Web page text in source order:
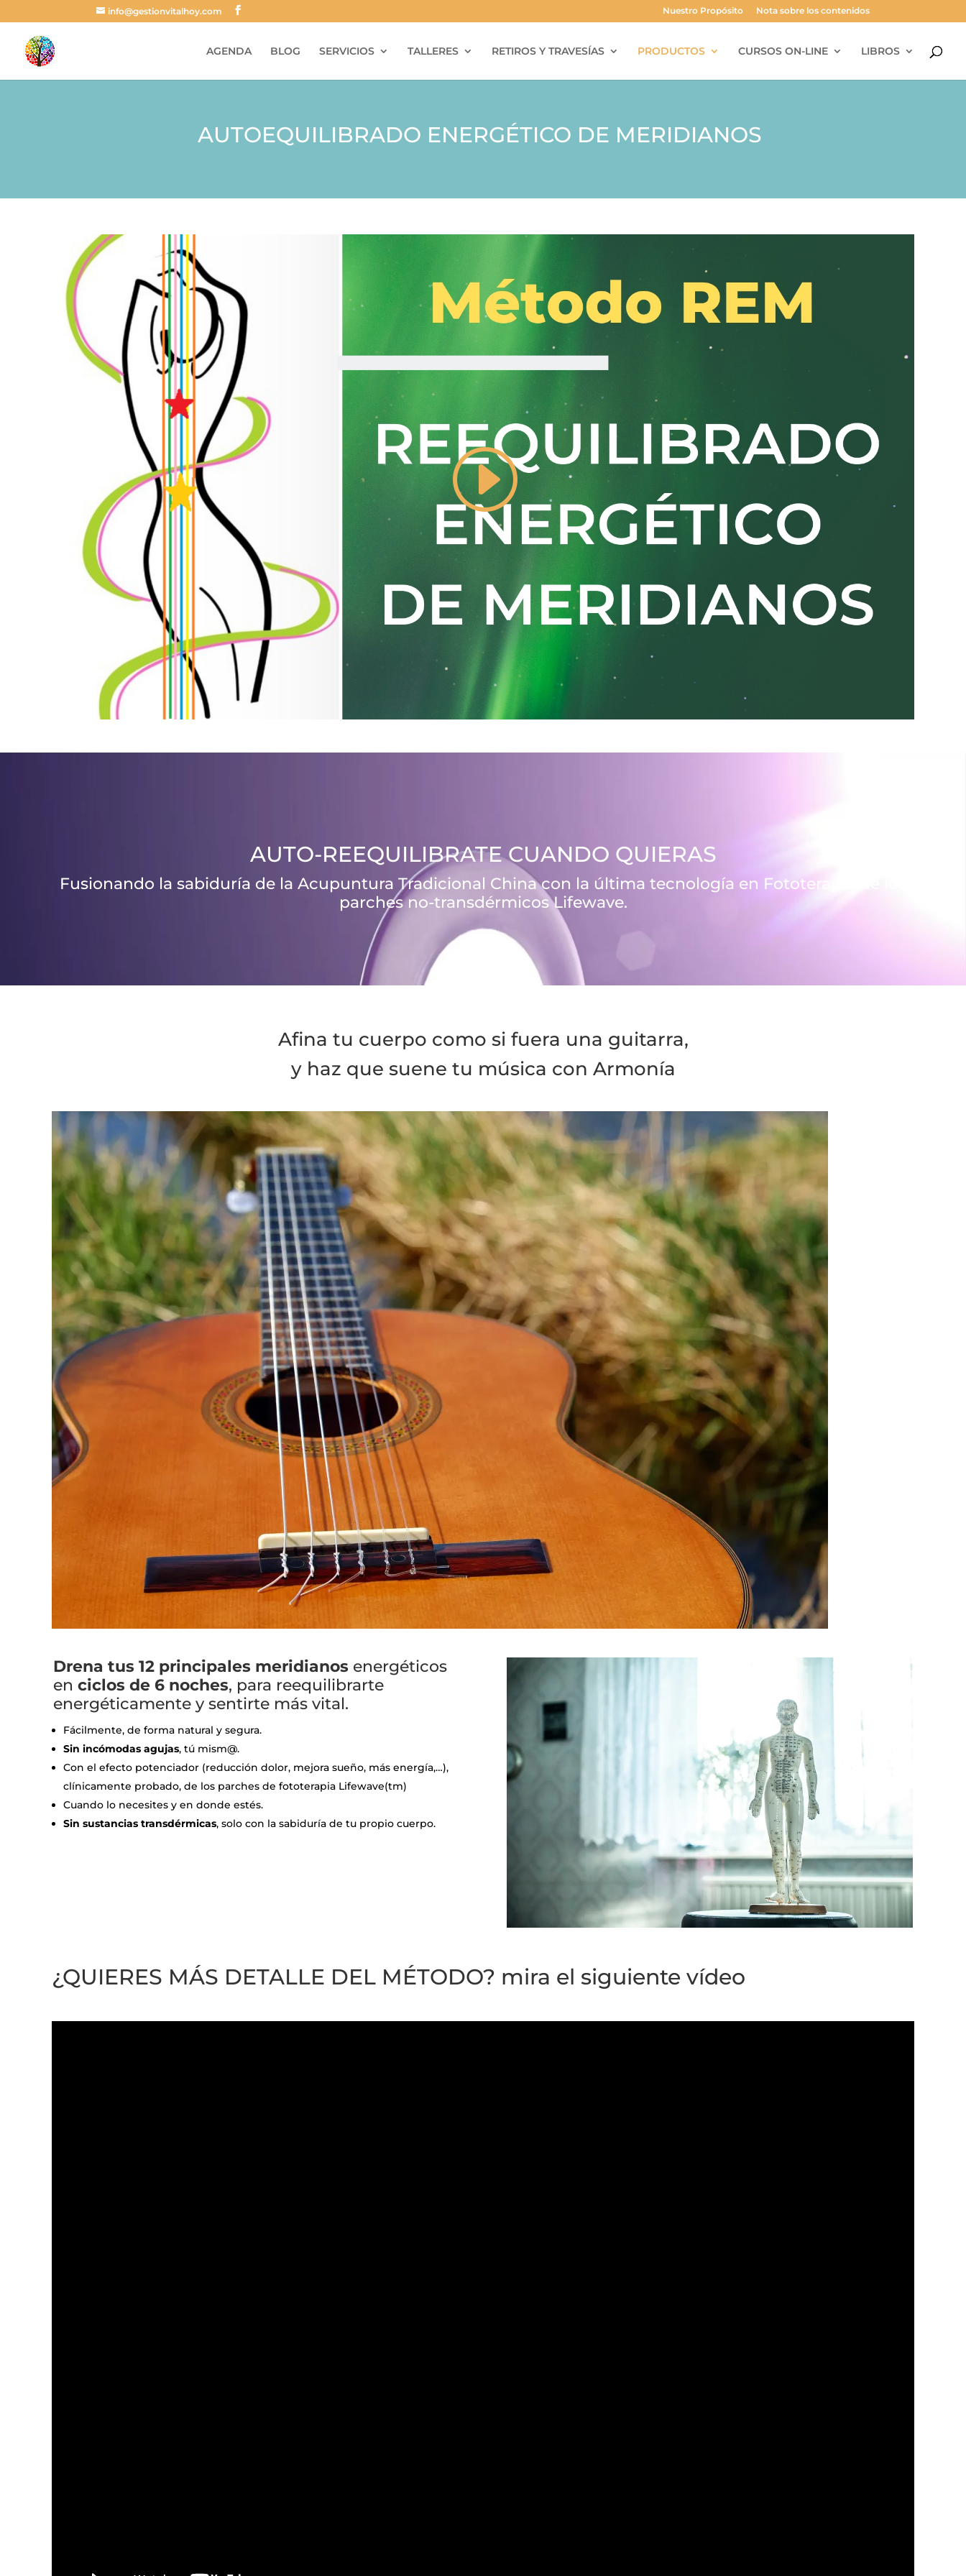
info@gestionvitalhoy.com Nuestro Propósito Nota sobre los contenidos
AGENDA BLOG SERVICIOS TALLERES RETIROS Y TRAVESÍAS PRODUCTOS CURSOS ON-LINE LIBROS
AUTOEQUILIBRADO ENERGÉTICO DE MERIDIANOS
AUTO-REEQUILIBRATE CUANDO QUIERAS
Fusionando la sabiduría de la Acupuntura Tradicional China con la última tecnología en Fototerapia de los
parches no-transdérmicos Lifewave.
Afina tu cuerpo como si fuera una guitarra,
y haz que suene tu música con Armonía
Drena tus 12 principales meridianosenergéticos
en ciclos de 6 noches, para reequilibrarte
energéticamente y sentirte más vital.
Fácilmente, de forma natural y segura.
Sin incómodas agujas, tú mism@.
Con el efecto potenciador (reducción dolor, mejora sueño, más energía,…),
clínicamente probado, de los parches de fototerapia Lifewave(tm)
Cuando lo necesites y en donde estés.
Sin sustancias transdérmicas, solo con la sabiduría de tu propio cuerpo.
¿QUIERES MÁS DETALLE DEL MÉTODO? mira el siguiente vídeo